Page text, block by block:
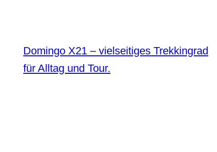
Domingo X21 – vielseitiges Trekkingrad
für Alltag und Tour.